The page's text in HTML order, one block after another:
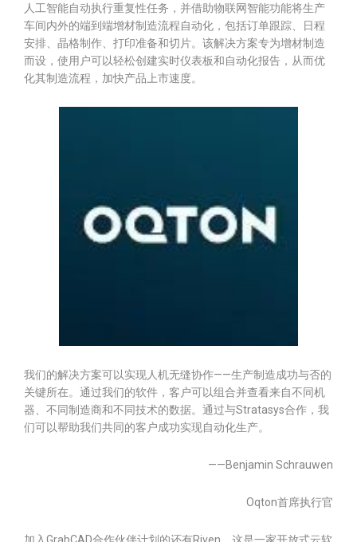
人工智能自动执行重复性任务，并借助物联网智能功能将生产
车间内外的端到端增材制造流程自动化，包括订单跟踪、日程
安排、晶格制作、打印准备和切片。该解决方案专为增材制造
而设，使用户可以轻松创建实时仪表板和自动化报告，从而优
化其制造流程，加快产品上市速度。
我们的解决方案可以实现人机无缝协作——生产制造成功与否的
关键所在。通过我们的软件，客户可以组合并查看来自不同机
器、不同制造商和不同技术的数据。通过与Stratasys合作，我
们可以帮助我们共同的客户成功实现自动化生产。
——Benjamin Schrauwen
Oqton首席执行官
加入GrabCAD合作伙伴计划的还有Riven，这是一家开放式云软